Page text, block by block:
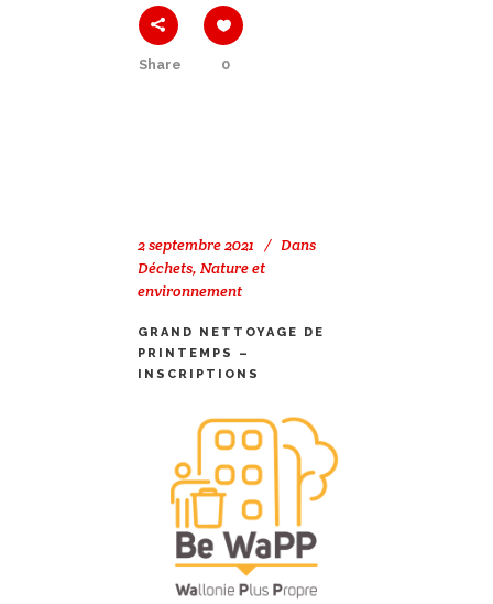
Share 0
2 septembre 2021
Dans
Déchets, Nature et
environnement
GRAND NETTOYAGE DE
PRINTEMPS –
INSCRIPTIONS